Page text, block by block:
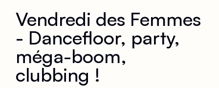
Vendredi des Femmes
- Dancefloor, party,
méga-boom,
clubbing !